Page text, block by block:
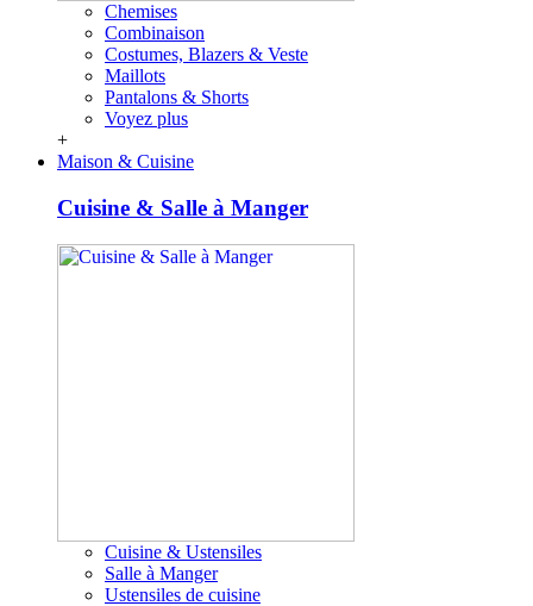
Chemises
Combinaison
Costumes, Blazers & Veste
Maillots
Pantalons & Shorts
Voyez plus
+
Maison & Cuisine
Cuisine & Salle à Manger
Cuisine & Ustensiles
Salle à Manger
Ustensiles de cuisine